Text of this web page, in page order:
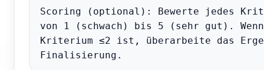
Scoring (optional): Bewerte jedes
von 1 (schwach) bis 5 (sehr gut).
Kriterium ≤2 ist, überarbeite das
Finalisierung.